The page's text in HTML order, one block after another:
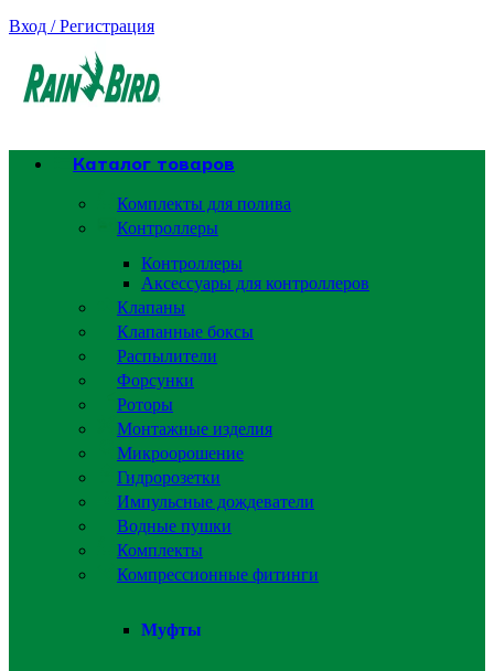
Вход / Регистрация
Каталог товаров
Комплекты для полива
Контроллеры
Контроллеры
Аксессуары для контроллеров
Клапаны
Клапанные боксы
Распылители
Форсунки
Роторы
Монтажные изделия
Микроорошение
Гидророзетки
Импульсные дождеватели
Водные пушки
Комплекты
Компрессионные фитинги
Муфты